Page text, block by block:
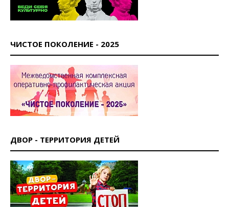
ЧИСТОЕ ПОКОЛЕНИЕ - 2025
ДВОР - ТЕРРИТОРИЯ ДЕТЕЙ